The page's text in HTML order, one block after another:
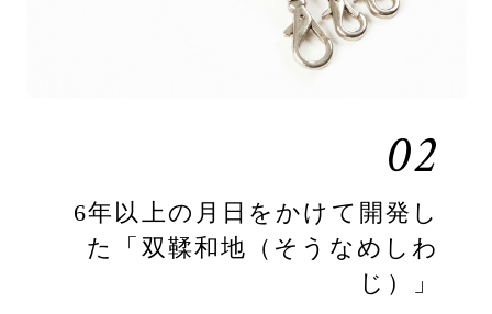
02
6年以上の月日をかけて開発し
た「双鞣和地（そうなめしわ
じ）」